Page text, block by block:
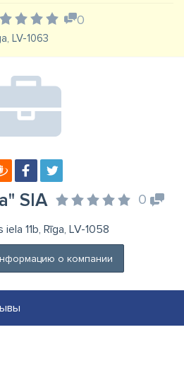
0
LV-1063
SIA 0
iela 11b, Rīga, LV-1058
о компании